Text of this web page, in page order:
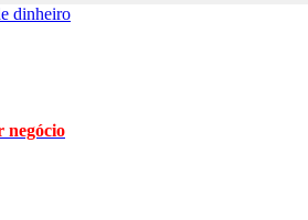
dinheiro
negócio